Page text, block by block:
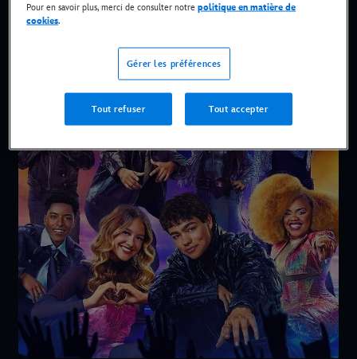
Pour en savoir plus, merci de consulter notrepolitique en matière de
cookies.
Gérer les préférences
Tout refuser Tout accepter